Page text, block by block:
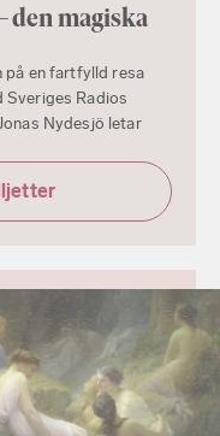
den magiska
på en fartfylld resa
Sveriges Radios
Nydesjö letar